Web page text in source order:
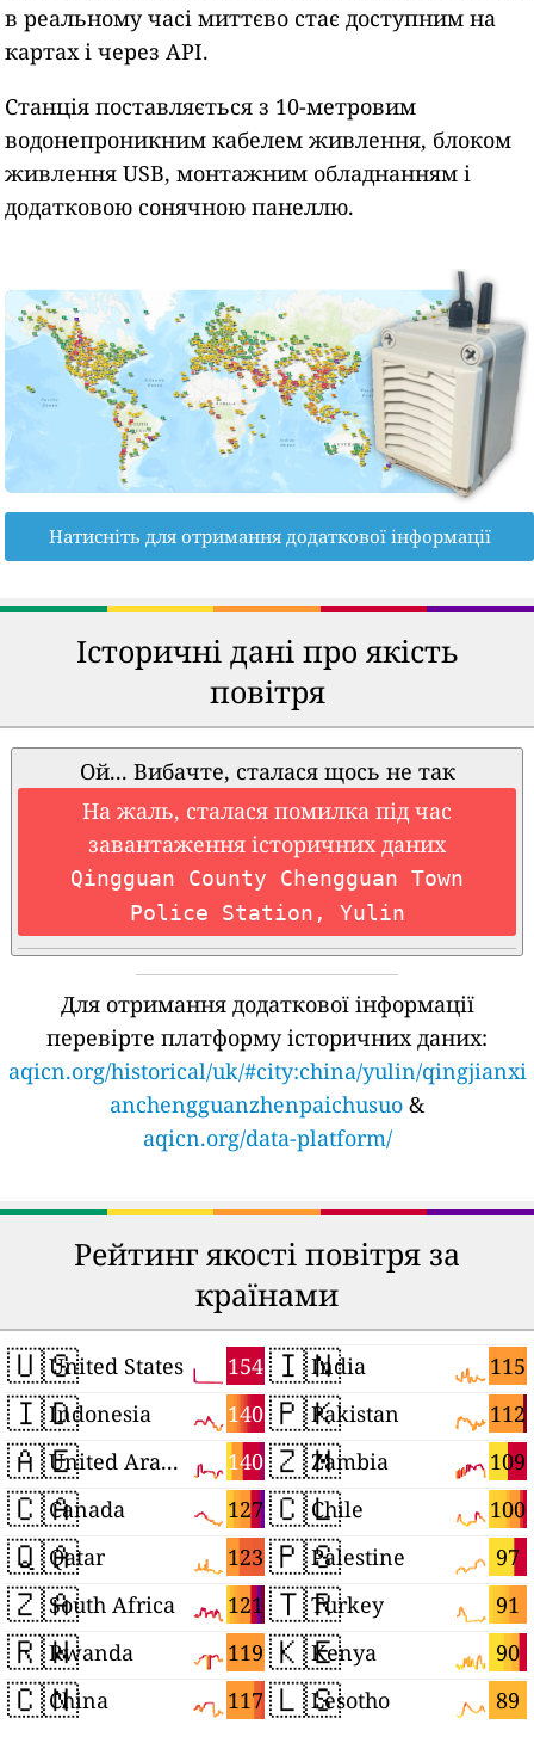
в реальному часі миттєво стає доступним на
картах і через API.
Станція поставляється з 10-метровим
водонепроникним кабелем живлення, блоком
живлення USB, монтажним обладнанням і
додатковою сонячною панеллю.
Натисніть для отримання додаткової інформації
Історичні дані про якість
повітря
Ой... Вибачте, сталася щось не так
На жаль, сталася помилка під час
завантаження історичних даних
Qingguan County Chengguan Town
Police Station, Yulin
Для отримання додаткової інформації
перевірте платформу історичних даних:
aqicn.org/historical/uk/#city:china/yulin/qingjianxi
anchengguanzhenpaichusuo &
aqicn.org/data-platform/
Рейтинг якості повітря за
країнами
🇺🇸 154
United States
🇮🇩 140
Indonesia
🇦🇪 140
United Arab Emirates
🇨🇦 127
Canada
🇶🇦 123
Qatar
🇿🇦 121
South Africa
🇷🇼 119
Rwanda
🇨🇳 117
China
🇮🇳 115
India
🇵🇰 112
Pakistan
🇿🇲 109
Zambia
🇨🇱 100
Chile
🇵🇸 97
Palestine
🇹🇷 91
Turkey
🇰🇪 90
Kenya
🇱🇸 89
Lesotho